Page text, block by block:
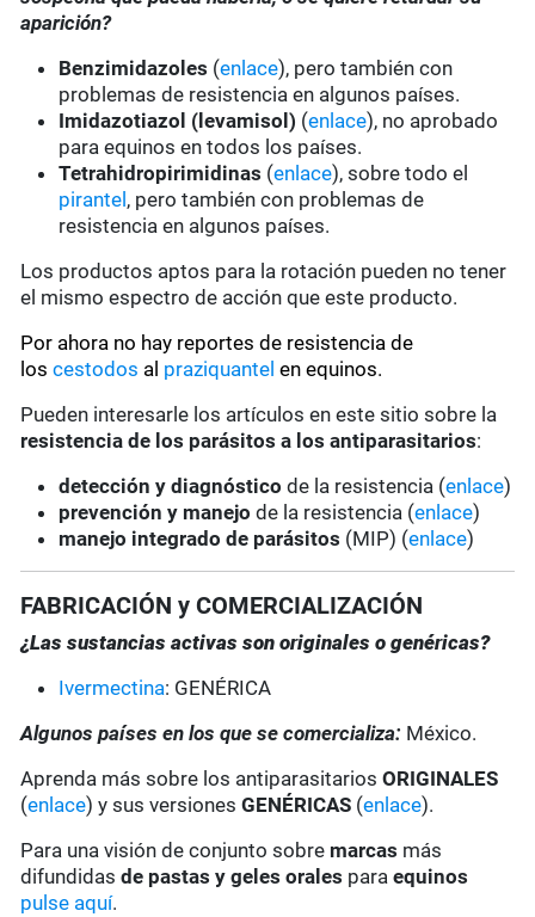
aparición?
Benzimidazoles (enlace), pero también con
problemas de resistencia en algunos países.
Imidazotiazol (levamisol) (enlace), no aprobado
para equinos en todos los países.
Tetrahidropirimidinas (enlace), sobre todo el
pirantel , pero también con problemas de
resistencia en algunos países.
Los productos aptos para la rotación pueden no tener
el mismo espectro de acción que este producto.
Por ahora no hay reportes de resistencia de
loscestodos al praziquantel en equinos.
Pueden interesarle los artículos en este sitio sobre la
resistencia de los parásitos a los antiparasitarios:
detección y diagnóstico de la resistencia (enlace)
prevención y manejo de la resistencia (enlace)
manejo integrado de parásitos (MIP) (enlace)
FABRICACIÓN y COMERCIALIZACIÓN
¿Las sustancias activas son originales o genéricas?
Ivermectina: GENÉRICA
Algunos países en los que se comercializa: México.
Aprenda más sobre los antiparasitariosORIGINALES
(enlace) y sus versionesGENÉRICAS (enlace).
Para una visión de conjunto sobre marcas más
difundidas de pastas y geles orales paraequinos
pulse aquí.